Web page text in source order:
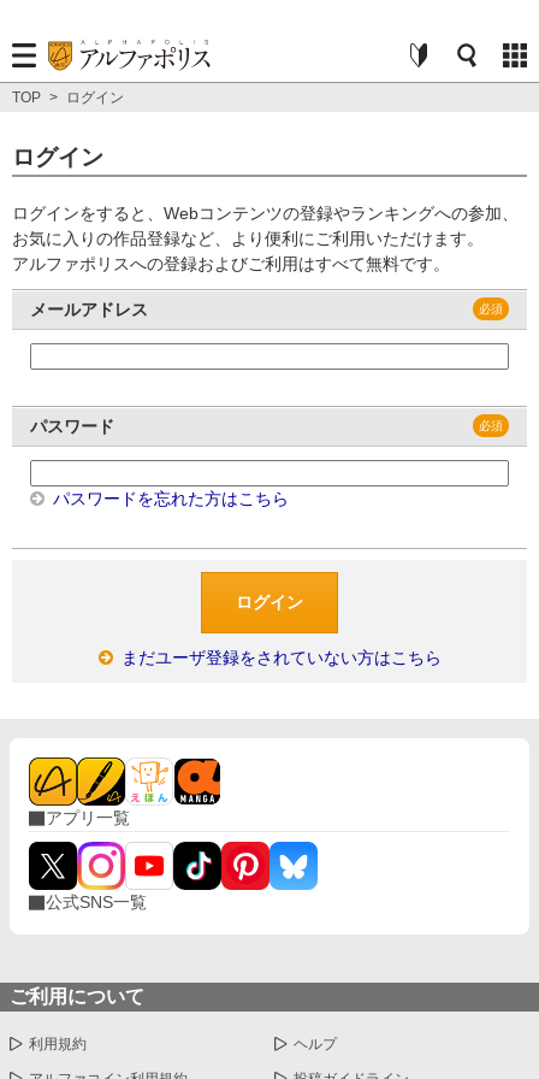
TOP > ログイン
ログイン
ログインをすると、Webコンテンツの登録やランキングへの参加、
お気に入りの作品登録など、より便利にご利用いただけます。
アルファポリスへの登録およびご利用はすべて無料です。
メールアドレス
パスワード
パスワードを忘れた方はこちら
まだユーザ登録をされていない方はこちら
アプリ一覧
公式SNS一覧
ご利用について
利用規約 ヘルプ